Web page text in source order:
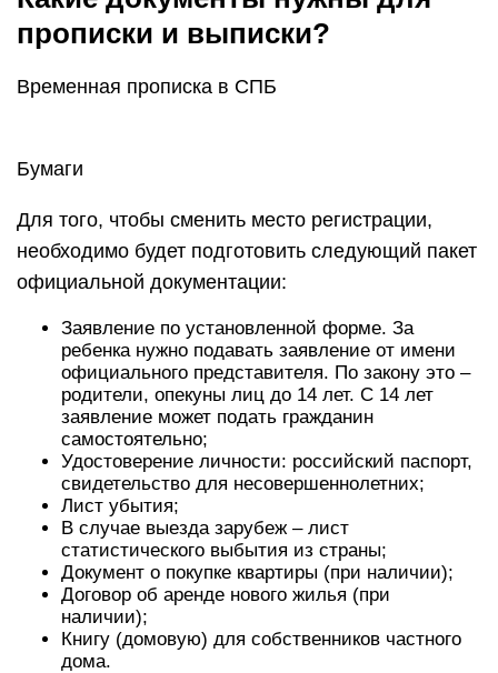
прописки и выписки?
Временная прописка в СПБ
Бумаги
Для того, чтобы сменить место регистрации,
необходимо будет подготовить следующий пакет
официальной документации:
Заявление по установленной форме. За
ребенка нужно подавать заявление от имени
официального представителя. По закону это –
родители, опекуны лиц до 14 лет. С 14 лет
заявление может подать гражданин
самостоятельно;
Удостоверение личности: российский паспорт,
свидетельство для несовершеннолетних;
Лист убытия;
В случае выезда зарубеж – лист
статистического выбытия из страны;
Документ о покупке квартиры (при наличии);
Договор об аренде нового жилья (при
наличии);
Книгу (домовую) для собственников частного
дома.